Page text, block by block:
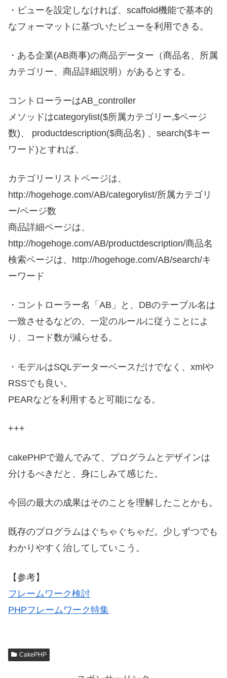
・ビューを設定しなければ、scaffold機能で基本的
なフォーマットに基づいたビューを利用できる。
・ある企業(AB商事)の商品データー（商品名、所属
カテゴリー、商品詳細説明）があるとする。
コントローラーはAB_controller
メソッドはcategorylist($所属カテゴリー,$ページ
数)、 productdescription($商品名) 、search($キー
ワード)とすれば、
カテゴリーリストページは、
http://hogehoge.com/AB/categorylist/所属カテゴリ
ー/ページ数
商品詳細ページは、
http://hogehoge.com/AB/productdescription/商品名
検索ページは、http://hogehoge.com/AB/search/キ
ーワード
・コントローラー名「AB」と、DBのテーブル名は
一致させるなどの、一定のルールに従うことによ
り、コード数が減らせる。
・モデルはSQLデーターベースだけでなく、xmlや
RSSでも良い。
PEARなどを利用すると可能になる。
+++
cakePHPで遊んでみて、プログラムとデザインは
分けるべきだと、身にしみて感じた。
今回の最大の成果はそのことを理解したことかも。
既存のプログラムはぐちゃぐちゃだ。少しずつでも
わかりやすく治してしていこう。
【参考】
フレームワーク検討
PHPフレームワーク特集
CakePHP